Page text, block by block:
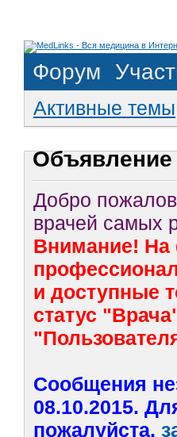
Форум
Активные темы
Объявление
Добро
врачей самых
Внимание! На
и доступные
статус
Сообщения
08.10.2015.
пожалуйста,